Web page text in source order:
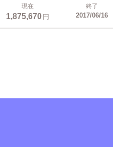
現在
1,875,670円
終了
2017/06/16